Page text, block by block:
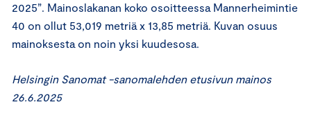
2025”. Mainoslakanan koko osoitteessa Mannerheimintie
40 on ollut 53,019 metriä x 13,85 metriä. Kuvan osuus
mainoksesta on noin yksi kuudesosa.
Helsingin Sanomat -sanomalehden etusivun mainos
26.6.2025